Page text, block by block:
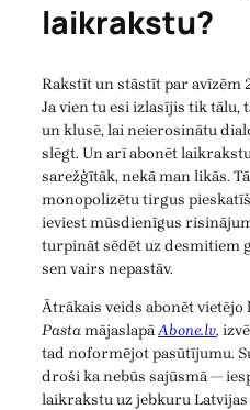
laikrakstu?
Rakstīt un stāstīt par avīzēm
Ja vien tu esi izlasījis tik tālu,
un klusē, lai neierosinātu
slēgt. Un arī abonēt
sarežģītāk, nekā man likās.
monopolizētu tirgus
ieviest mūsdienīgus
turpināt sēdēt uz desmitiem
sen vairs nepastāv.
Ātrākais veids abonēt
PastamājaslapāAbone.lv,
tad noformējot pasūtījumu.
droši ka nebūs sajūsmā —
laikrakstu uz jebkuru